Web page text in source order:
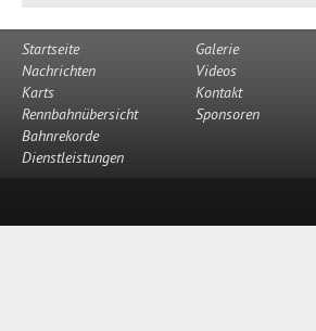
Startseite
Nachrichten
Karts
Rennbahnübersicht
Bahnrekorde
Dienstleistungen
Galerie
Videos
Kontakt
Sponsoren